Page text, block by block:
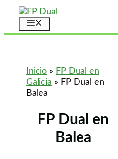
Saltar
contenido
Inicio » FP Dual en
Galicia » FP Dual en
Balea
FP Dual en
Balea